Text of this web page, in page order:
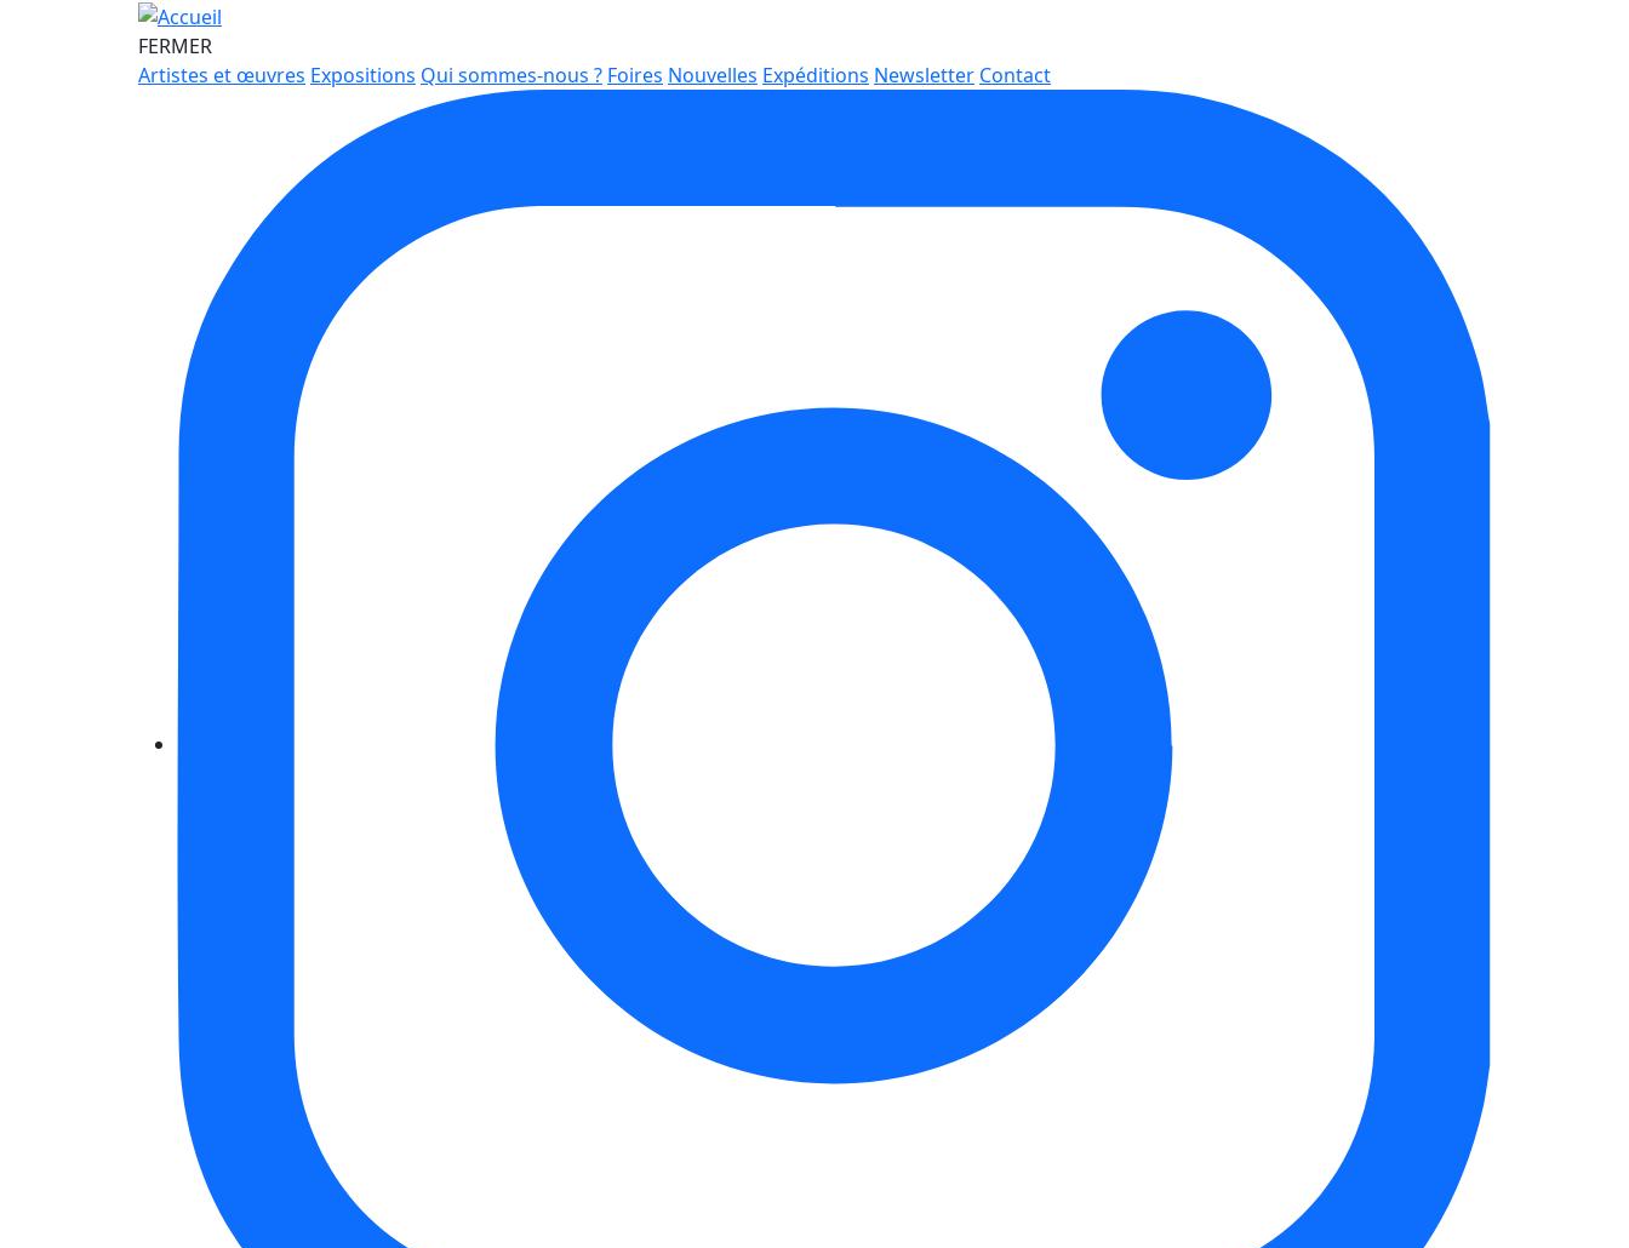
FERMER
Artistes et œuvres Expositions Qui sommes-nous ? Foires Nouvelles Expéditions Newsletter Contact